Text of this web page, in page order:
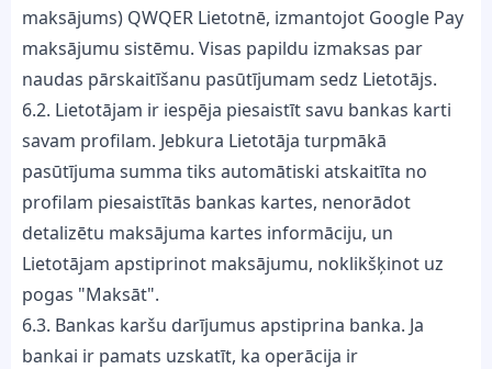
maksājums) QWQER Lietotnē, izmantojot Google Pay
maksājumu sistēmu. Visas papildu izmaksas par
naudas pārskaitīšanu pasūtījumam sedz Lietotājs.
6.2. Lietotājam ir iespēja piesaistīt savu bankas karti
savam profilam. Jebkura Lietotāja turpmākā
pasūtījuma summa tiks automātiski atskaitīta no
profilam piesaistītās bankas kartes, nenorādot
detalizētu maksājuma kartes informāciju, un
Lietotājam apstiprinot maksājumu, noklikšķinot uz
pogas "Maksāt".
6.3. Bankas karšu darījumus apstiprina banka. Ja
bankai ir pamats uzskatīt, ka operācija ir